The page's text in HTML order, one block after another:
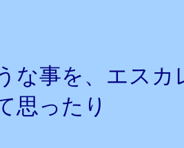
な事を、エス
思ったり